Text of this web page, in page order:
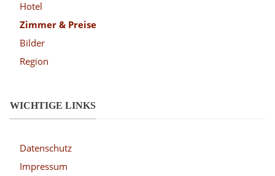
Hotel
Zimmer & Preise
Bilder
Region
WICHTIGE LINKS
Datenschutz
Impressum